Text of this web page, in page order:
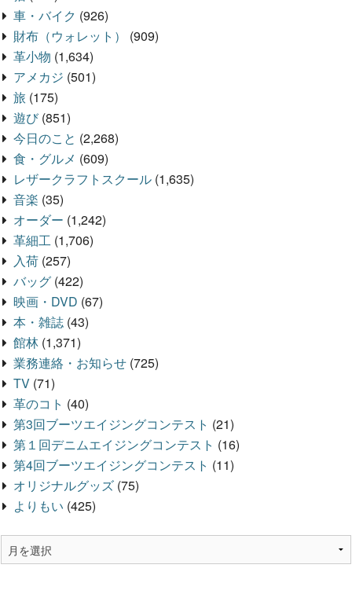
車・バイク (926)
財布（ウォレット）
(909)
革小物 (1,634)
アメカジ (501)
旅 (175)
遊び(851)
今日のこと (2,268)
食・グルメ (609)
レザークラフトスクール (1,635)
音楽 (35)
オーダー (1,242)
革細工 (1,706)
入荷 (257)
バッグ (422)
映画・DVD (67)
本・雑誌 (43)
館林 (1,371)
業務連絡・お知らせ (725)
TV (71)
革のコト (40)
第3回ブーツエイジングコンテスト (21)
第１回デニムエイジングコンテスト (16)
第4回ブーツエイジングコンテスト (11)
オリジナルグッズ (75)
よりもい (425)